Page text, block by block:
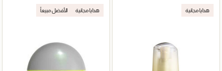
هدايا مجانية هدايا مجانية الأفضل مبيعاً